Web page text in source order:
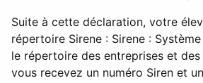
Suite à cette déclaration, votre
répertoire Sirene : Sirene :
le répertoire des entreprises et
vous recevez un numéro Siren et